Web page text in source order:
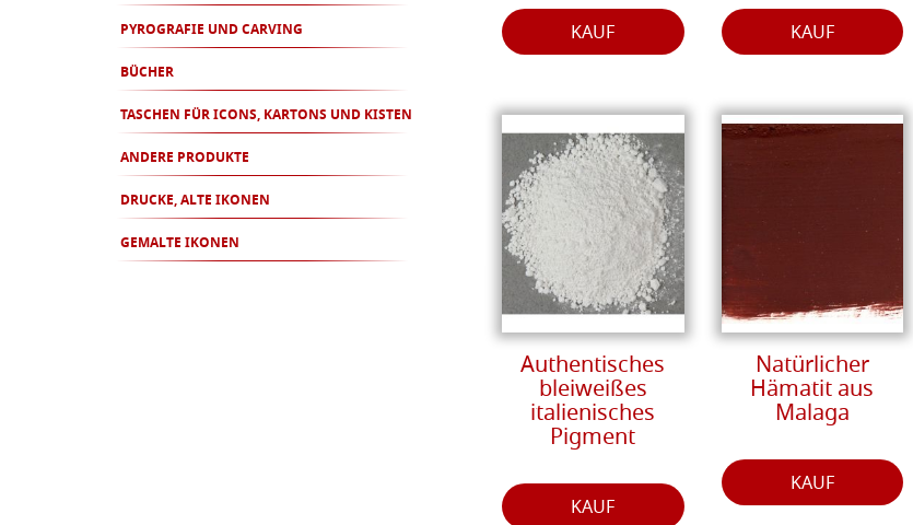
PYROGRAFIE UND CARVING
BÜCHER
TASCHEN FÜR ICONS, KARTONS UND KISTEN
ANDERE PRODUKTE
DRUCKE, ALTE IKONEN
GEMALTE IKONEN
KAUF KAUF
Authentisches
bleiweißes
italienisches
Pigment
KAUF
Natürlicher
Hämatit aus
Malaga
KAUF